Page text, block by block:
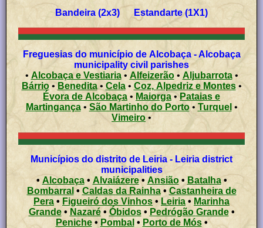
Bandeira (2x3) Estandarte (1X1)
Freguesias do município de Alcobaça - Alcobaça
municipality civil parishes
• Alcobaça e Vestiaria • Alfeizerão • Aljubarrota•
Bárrio •Benedita • Cela• Coz, Alpedriz e Montes•
Évora de Alcobaça • Maiorga• Pataias e
Martingança• São Martinho do Porto• Turquel •
Vimeiro •
Municípios do distrito de Leiria - Leiria district
municipalities
• Alcobaça• Alvaiázere• Ansião•Batalha•
Bombarral • Caldas da Rainha• Castanheira de
Pera • Figueiró dos Vinhos • Leiria • Marinha
Grande• Nazaré• Óbidos• Pedrógão Grande•
Peniche• Pombal • Porto de Mós•